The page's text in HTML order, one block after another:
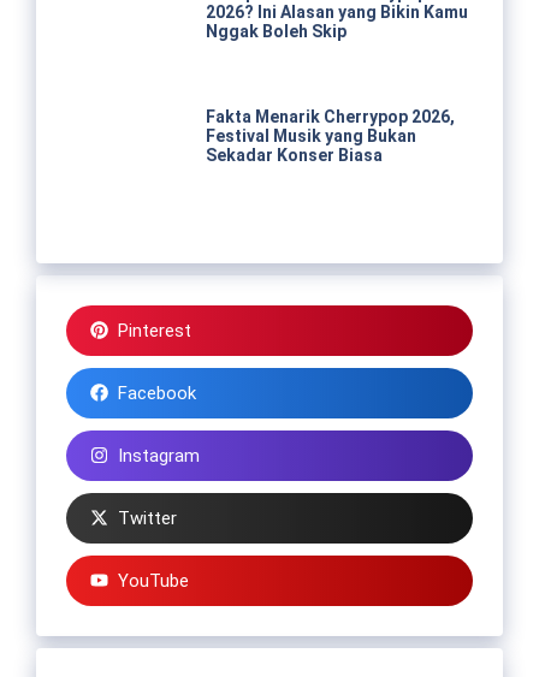
2026? Ini Alasan yang Bikin Kamu
Nggak Boleh Skip
Fakta Menarik Cherrypop 2026,
Festival Musik yang Bukan
Sekadar Konser Biasa
Pinterest
Facebook
Instagram
Twitter
YouTube